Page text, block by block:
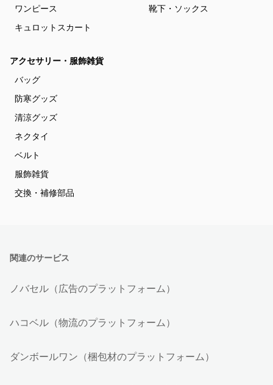
ワンピース
キュロットスカート
靴下・ソックス
アクセサリー・服飾雑貨
バッグ
防寒グッズ
清涼グッズ
ネクタイ
ベルト
服飾雑貨
交換・補修部品
関連のサービス
ノバセル（広告のプラットフォーム）
ハコベル（物流のプラットフォーム）
ダンボールワン（梱包材のプラットフォーム）